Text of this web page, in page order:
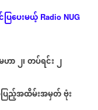
ြပေးမယ့် Radio NUG
ဟာ၂၊တပ်ရင်း၂
ြည့်အထိမ်းအမှတ်ဗုံး